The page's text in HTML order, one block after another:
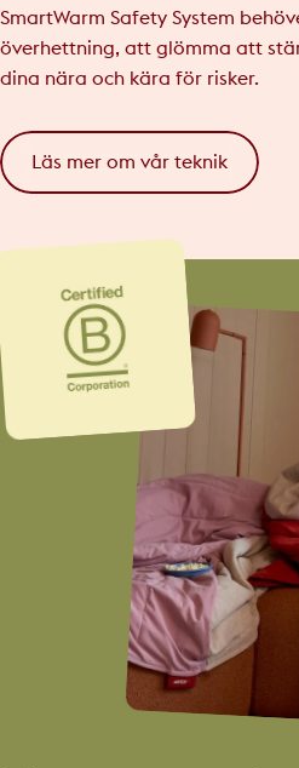
SmartWarm Safety System
överhettning, att glömma att
dina nära och kära för risker.
Läs mer om vår teknik